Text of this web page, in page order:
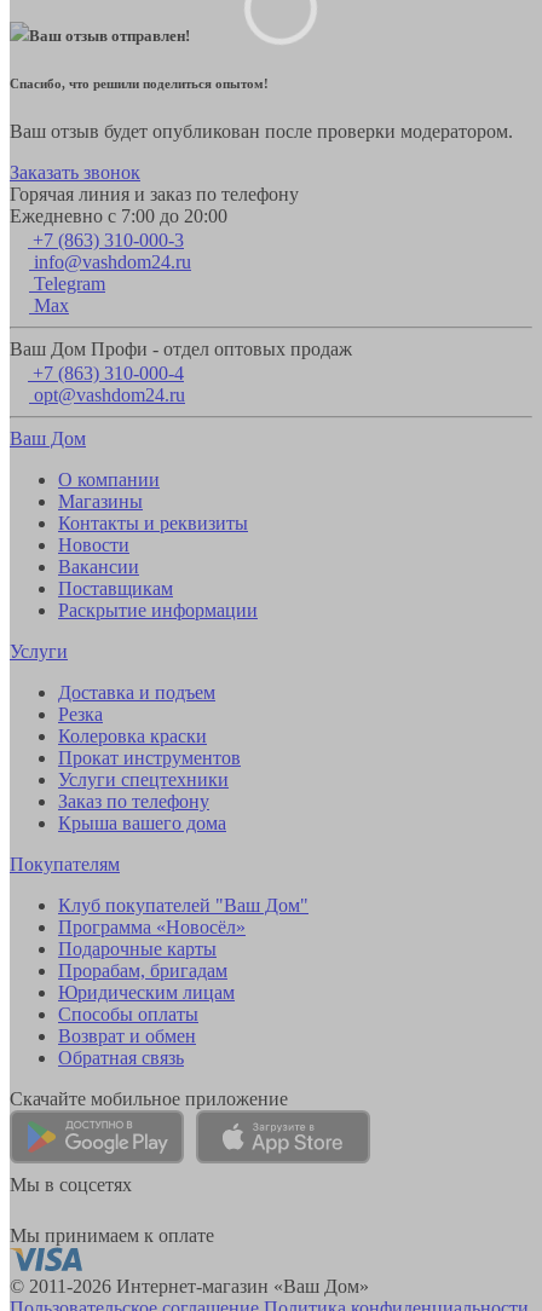
Ваш отзыв отправлен!
Спасибо, что решили поделиться опытом!
Ваш отзыв будет опубликован после проверки модератором.
Заказать звонок
Горячая линия и заказ по телефону
Ежедневно с 7:00 до 20:00
+7 (863) 310-000-3
info@vashdom24.ru
Telegram
Max
Ваш Дом Профи - отдел оптовых продаж
+7 (863) 310-000-4
opt@vashdom24.ru
Ваш Дом
О компании
Магазины
Контакты и реквизиты
Новости
Вакансии
Поставщикам
Раскрытие информации
Услуги
Доставка и подъем
Резка
Колеровка краски
Прокат инструментов
Услуги спецтехники
Заказ по телефону
Крыша вашего дома
Покупателям
Клуб покупателей "Ваш Дом"
Программа «Новосёл»
Подарочные карты
Прорабам, бригадам
Юридическим лицам
Способы оплаты
Возврат и обмен
Обратная связь
Скачайте мобильное приложение
Мы в соцсетях
Мы принимаем к оплате
© 2011-2026 Интернет-магазин «Ваш Дом»